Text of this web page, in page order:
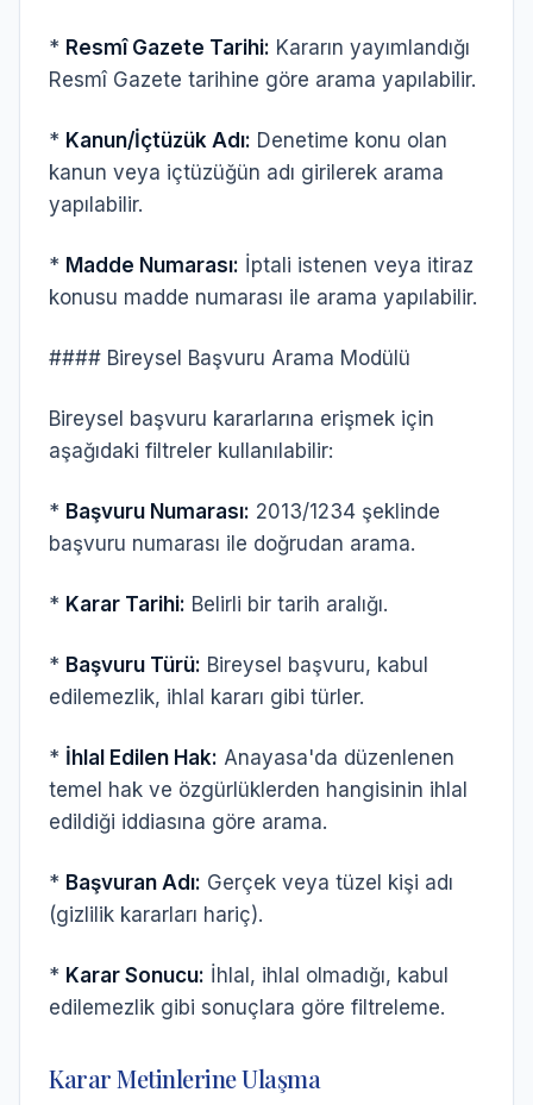
* Resmî Gazete Tarihi: Kararın yayımlandığı
Resmî Gazete tarihine göre arama yapılabilir.
* Kanun/İçtüzük Adı: Denetime konu olan
kanun veya içtüzüğün adı girilerek arama
yapılabilir.
* Madde Numarası: İptali istenen veya itiraz
konusu madde numarası ile arama yapılabilir.
#### Bireysel Başvuru Arama Modülü
Bireysel başvuru kararlarına erişmek için
aşağıdaki filtreler kullanılabilir:
* Başvuru Numarası: 2013/1234 şeklinde
başvuru numarası ile doğrudan arama.
* Karar Tarihi: Belirli bir tarih aralığı.
* Başvuru Türü: Bireysel başvuru, kabul
edilemezlik, ihlal kararı gibi türler.
* İhlal Edilen Hak: Anayasa'da düzenlenen
temel hak ve özgürlüklerden hangisinin ihlal
edildiği iddiasına göre arama.
* Başvuran Adı: Gerçek veya tüzel kişi adı
(gizlilik kararları hariç).
* Karar Sonucu: İhlal, ihlal olmadığı, kabul
edilemezlik gibi sonuçlara göre filtreleme.
Karar Metinlerine Ulaşma